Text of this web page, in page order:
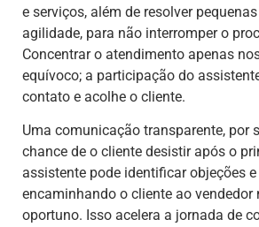
e serviços, além de resolver
agilidade, para não interromper o
Concentrar o atendimento apenas
equívoco; a participação do
contato e acolhe o cliente.
Uma comunicação transparente, por
chance de o cliente desistir após o
assistente pode identificar objeções
encaminhando o cliente ao vendedor
oportuno. Isso acelera a jornada de